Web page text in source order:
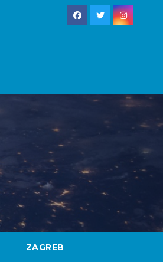
ZAGREB